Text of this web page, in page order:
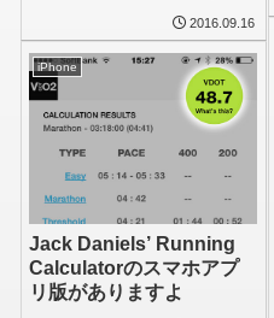
2016.09.16
iPhone
Jack Daniels’ Running
Calculatorのスマホアプ
リ版がありますよ